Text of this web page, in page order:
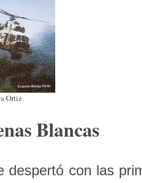
Ortiz
Blancas
con las